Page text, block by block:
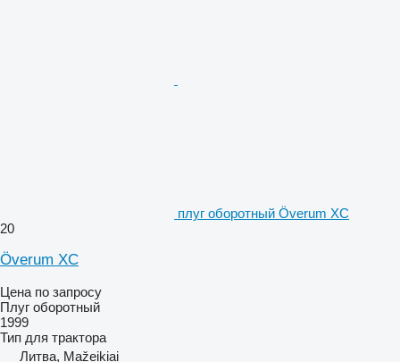
плуг оборотный Överum XC
20
Överum XC
Цена по запросу
Плуг оборотный
1999
Тип для трактора
Литва, Mažeikiai